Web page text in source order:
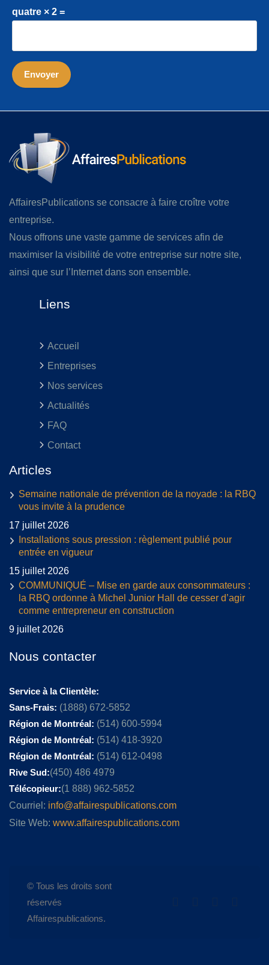
quatre × 2 =
AffairesPublications se consacre à faire croître votre
entreprise.
Nous offrons une vaste gamme de services afin de
maximiser la visibilité de votre entreprise sur notre site,
ainsi que sur l’Internet dans son ensemble.
Liens
Accueil
Entreprises
Nos services
Actualités
FAQ
Contact
Articles
Semaine nationale de prévention de la noyade : la RBQ
vous invite à la prudence
17 juillet 2026
Installations sous pression : règlement publié pour
entrée en vigueur
15 juillet 2026
COMMUNIQUÉ – Mise en garde aux consommateurs :
la RBQ ordonne à Michel Junior Hall de cesser d’agir
comme entrepreneur en construction
9 juillet 2026
Nous contacter
Service à la Clientèle:
Sans-Frais: (1888) 672-5852
Région de Montréal: (514) 600-5994
Région de Montréal: (514) 418-3920
Région de Montréal: (514) 612-0498
Rive Sud:(450) 486 4979
Télécopieur:(1 888) 962-5852
Courriel: info@affairespublications.com
Site Web: www.affairespublications.com
© Tous les droits sont
réservés
Affairespublications.